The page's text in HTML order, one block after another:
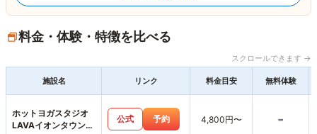
料金・体験・特徴を比べる
スクロールできます →
施設名 リンク 料金目安 無料体験
ホットヨガスタジオ
LAVAイオンタウン伊
公式 予約 4,800円〜 -